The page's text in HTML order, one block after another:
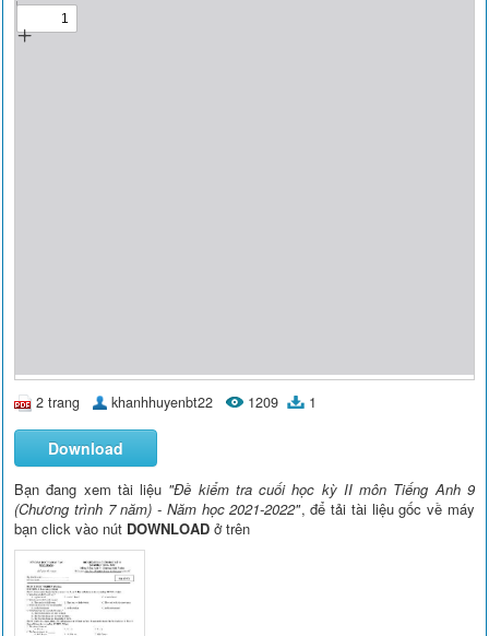
2 trang khanhhuyenbt22 1209 1
Download
Bạn đang xem tài liệu "Đề kiểm tra cuối học kỳ II môn Tiếng Anh 9
(Chương trình 7 năm) - Năm học 2021-2022", để tải tài liệu gốc về máy
bạn click vào nút DOWNLOAD ở trên